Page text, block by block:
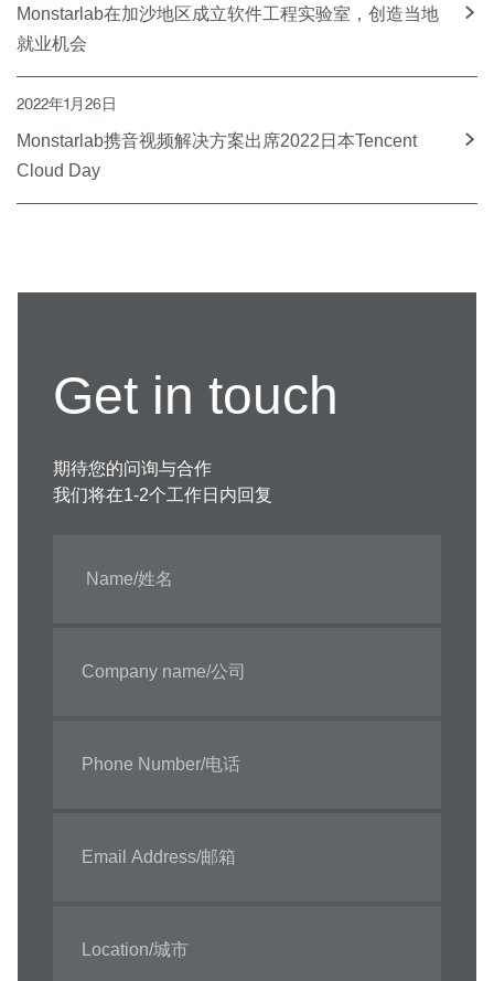
Monstarlab在加沙地区成立软件工程实验室，创造当地
就业机会
2022年1月26日
Monstarlab携音视频解决方案出席2022日本Tencent
Cloud Day
Get in touch
期待您的问询与合作
我们将在1-2个工作日内回复